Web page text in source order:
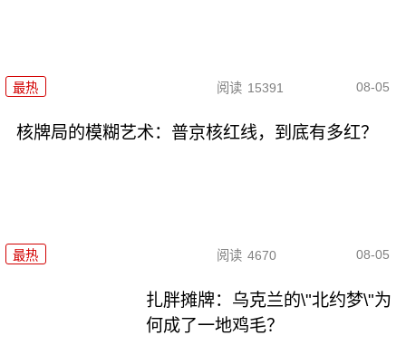
最热 阅读 15391 08-05
核牌局的模糊艺术：普京核红线，到底有多红？
最热 阅读 4670 08-05
扎胖摊牌：乌克兰的\"北约梦\"为
何成了一地鸡毛？